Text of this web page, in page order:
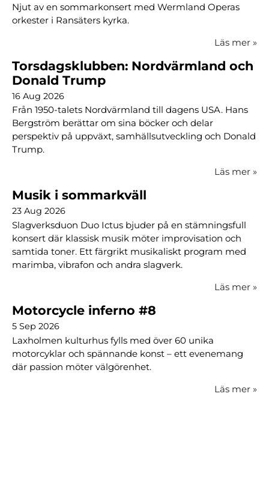
Njut av en sommarkonsert med Wermland Operas
orkester i Ransäters kyrka.
Läs mer »
Torsdagsklubben: Nordvärmland och
Donald Trump
16 Aug 2026
Från 1950-talets Nordvärmland till dagens USA. Hans
Bergström berättar om sina böcker och delar
perspektiv på uppväxt, samhällsutveckling och Donald
Trump.
Läs mer »
Musik i sommarkväll
23 Aug 2026
Slagverksduon Duo Ictus bjuder på en stämningsfull
konsert där klassisk musik möter improvisation och
samtida toner. Ett färgrikt musikaliskt program med
marimba, vibrafon och andra slagverk.
Läs mer »
Motorcycle inferno #8
5 Sep 2026
Laxholmen kulturhus fylls med över 60 unika
motorcyklar och spännande konst – ett evenemang
där passion möter välgörenhet.
Läs mer »